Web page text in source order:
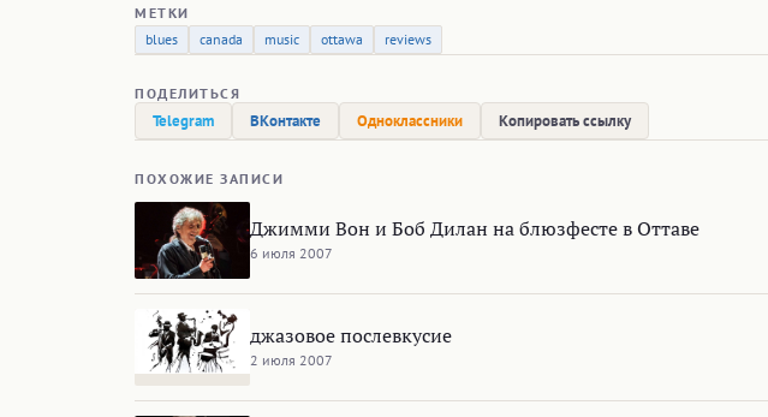
МЕТКИ
blues
canada music ottawa reviews
ПОДЕЛИТЬСЯ
Telegram ВКонтакте Одноклассники Копировать ссылку
ПОХОЖИЕ ЗАПИСИ
Джимми Вон и Боб Дилан на блюзфесте в Оттаве
6 июля 2007
джазовое послевкусие
2 июля 2007